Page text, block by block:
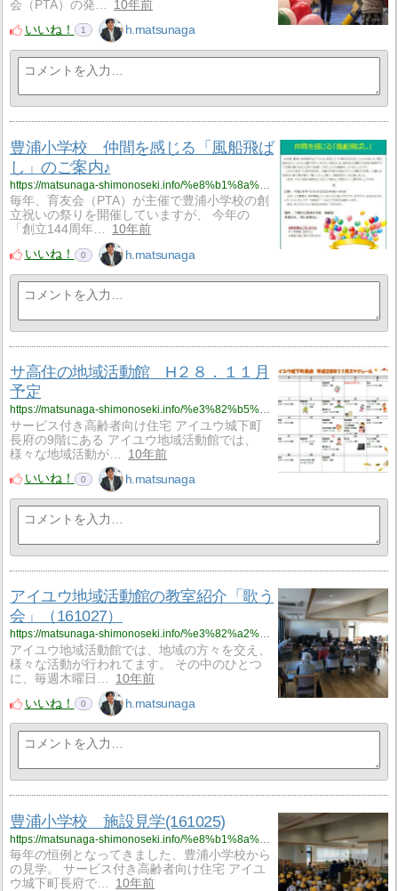
会（PTA）の発…
10年前
いいね！
1 h.matsunaga
豊浦小学校 仲間を感じる「風船飛ば
し」のご案内♪
https://matsunaga-shimonoseki.info/%e8%b1%8a%e6%b5%a6%e5%b0%8f%e5%ad%a6%e6%a0%a1%e3%80%80%e4%bb%b2%e9%96%93%e3%82%92%e6%84%9f%e3%81%98%e3%82%8b%e3%80%8c%e9%a2%a8%e8%88%b9%e9%a3%9b%e3%81%b0%e3%81%97%e3%80%8d%e3%81%ae%e3%81%94%e6%a1%88/
毎年、育友会（PTA）が主催で豊浦小学校の創
立祝いの祭りを開催していますが、 今年の
「創立144周年…
10年前
いいね！
0 h.matsunaga
サ高住の地域活動館 H２８．１１月
予定
https://matsunaga-shimonoseki.info/%e3%82%b5%e9%ab%98%e4%bd%8f%e3%81%ae%e5%9c%b0%e5%9f%9f%e6%b4%bb%e5%8b%95%e9%a4%a8%e3%80%80h%ef%bc%92%ef%bc%98%ef%bc%8e%ef%bc%91%ef%bc%91%e6%9c%88%e4%ba%88%e5%ae%9a/
サービス付き高齢者向け住宅 アイユウ城下町
長府の9階にある アイユウ地域活動館では、
様々な地域活動が…
10年前
いいね！
0 h.matsunaga
アイユウ地域活動館の教室紹介「歌う
会」（161027）
https://matsunaga-shimonoseki.info/%e3%82%a2%e3%82%a4%e3%83%a6%e3%82%a6%e5%9c%b0%e5%9f%9f%e6%b4%bb%e5%8b%95%e9%a4%a8%e3%81%ae%e6%95%99%e5%ae%a4%e7%b4%b9%e4%bb%8b%e3%80%8c%e6%ad%8c%e3%81%86%e4%bc%9a%e3%80%8d%ef%bc%88161027%ef%bc%89/
アイユウ地域活動館では、地域の方々を交え、
様々な活動が行われてます。 その中のひとつ
に、毎週木曜日…
10年前
いいね！
0 h.matsunaga
豊浦小学校 施設見学(161025)
毎年の恒例となってきました、豊浦小学校から
の見学。 サービス付き高齢者向け住宅 アイユ
ウ城下町長府で…
10年前